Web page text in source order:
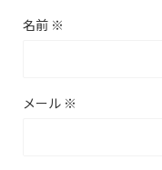
名前 ※
メール ※